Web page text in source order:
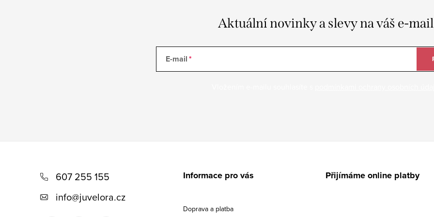
Aktuální novinky a slevy na váš e-mail
E-mail
607 255 155
info@juvelora.cz
Informace pro vás
Doprava a platba
Přijímáme online platby